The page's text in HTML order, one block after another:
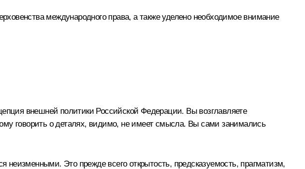
международного права, а также уделено необходимое внимание
внешней политики Российской Федерации. Вы возглавляете
говорить о деталях, видимо, не имеет смысла. Вы сами занимались
Это прежде всего открытость, предсказуемость, прагматизм,